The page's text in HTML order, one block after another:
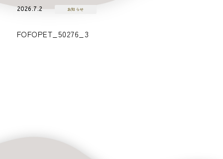
2026.7.2 お知らせ
FOFOPET_50276_3